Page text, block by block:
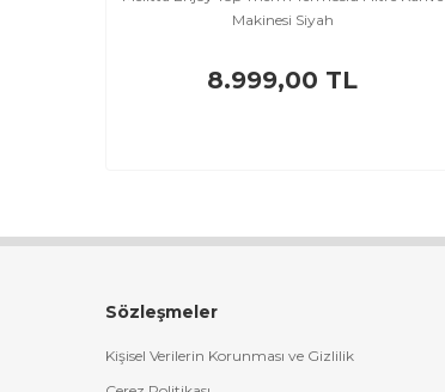
Makinesi Siyah
8.999,00 TL
Sözleşmeler
Kişisel Verilerin Korunması ve Gizlilik